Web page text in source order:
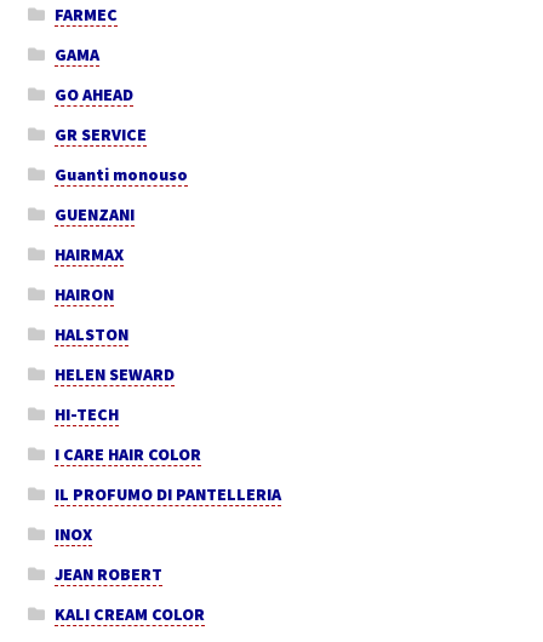
FARMEC
GAMA
GO AHEAD
GR SERVICE
Guanti monouso
GUENZANI
HAIRMAX
HAIRON
HALSTON
HELEN SEWARD
HI-TECH
I CARE HAIR COLOR
IL PROFUMO DI PANTELLERIA
INOX
JEAN ROBERT
KALI CREAM COLOR